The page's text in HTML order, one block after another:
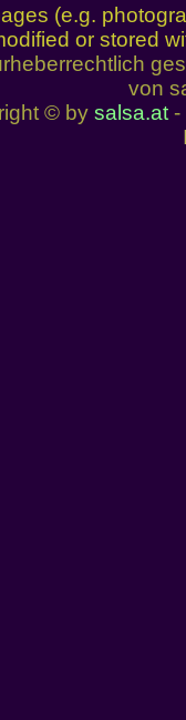
(e.g.
or stored
von
© by salsa.at-